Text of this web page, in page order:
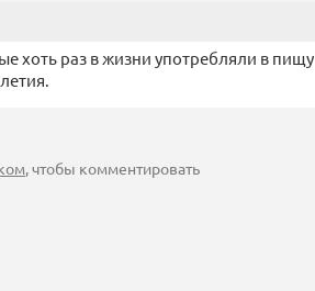
хоть раз в жизни употребляли в пищу
, чтобы комментировать